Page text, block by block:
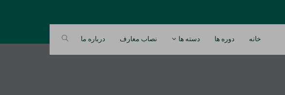
خانه دوره ها دسته ها نصاب معارف درباره ما